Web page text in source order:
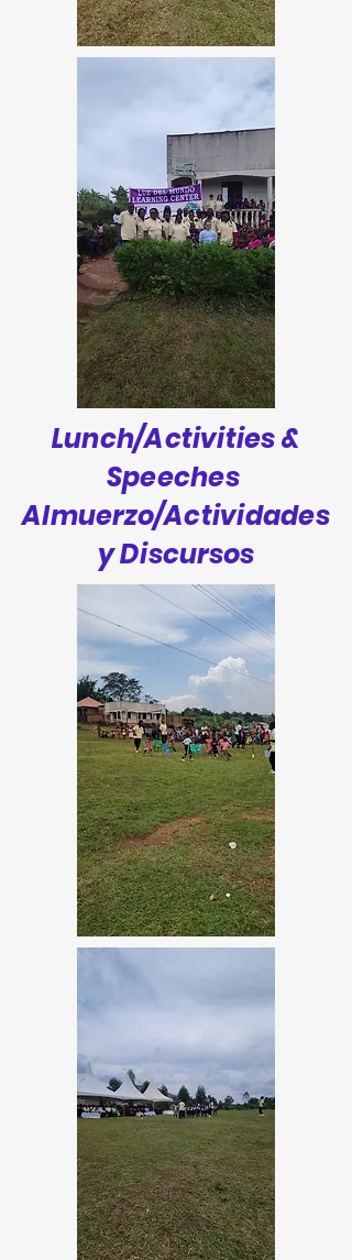
Lunch/Activities &
Speeches
Almuerzo/Actividades
y Discursos